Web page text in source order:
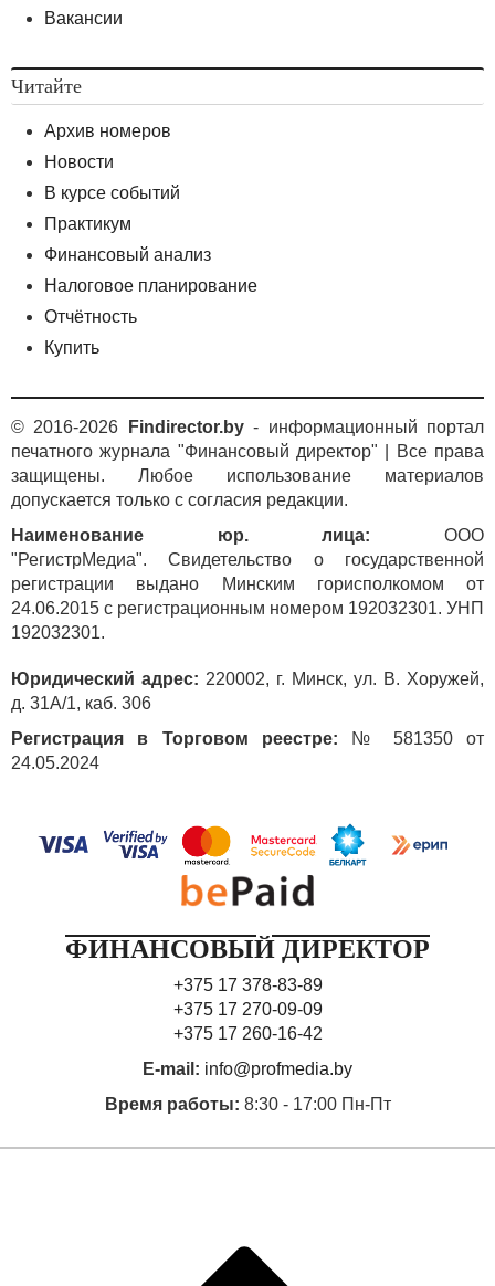
следует, что
Модель максимизации маржинальной прибыли
в зависимости от размера вложенных средств
Максимизация прибыли — стратегия предприятия,
обеспечивающая максимальное получение прибыли
с учетом объема продаж, издержек производства,
рис. 2 представлены графики переменных издержек
графике представляет собой область, где
маржинальная прибыль положительная.
Влиять на размер маржинальной прибыли можно
либо управляя величиной дохода, получаемого от
продажи продукции, либо величиной переменных
издержек на производство данной продукции.
В свою очередь управление величиной дохода
сводится к управлению ценой продукции и объемом
ее реализации. В олигополистической
стратегия ценообразования находится на верхнем
уровне процесса управления компанией. В то время
как на рынке совершенной конкуренции влияние
фирмы на рыночную цену минимально. В данной
модели не будем рассматривать вариант
Сделаем предположение, что в пределах
релевантного уровня TFC есть постоянная величина
(const) и не влияет на уровень производства, при
можно предположить, что текущие средства,
которые надо вложить в производство в данном
периоде, представляют собой ТVС.
Выражая из (5) q через ТVС, найдем обратную
зависимость объема производства от величины
понесенных издержек (вложенных средств):
Вакансии
Читайте
Архив номеров
Новости
В курсе событий
Практикум
Финансовый анализ
Налоговое планирование
Отчётность
Купить
© 2016-2026 Findirector.by- информационный портал
печатного журнала "Финансовый директор" | Все права
защищены. Любое использование материалов
допускается только с согласия редакции.
Наименование юр. лица: ООО
"РегистрМедиа". Свидетельство о государственной
регистрации выдано Минским горисполкомом от
24.06.2015 с регистрационным номером 192032301. УНП
192032301.
Юридический адрес: 220002, г. Минск, ул. В. Хоружей,
д. 31А/1, каб. 306
Регистрация в Торговом реестре: № 581350 от
24.05.2024
ФИНАНСОВЫЙ ДИРЕКТОР
+375 17 378-83-89
+375 17 270-09-09
+375 17 260-16-42
E-mail: info@profmedia.by
Время работы: 8:30 - 17:00 Пн-Пт